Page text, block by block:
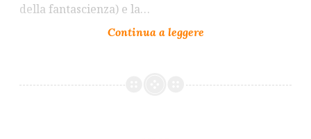
della fantascienza) e la…